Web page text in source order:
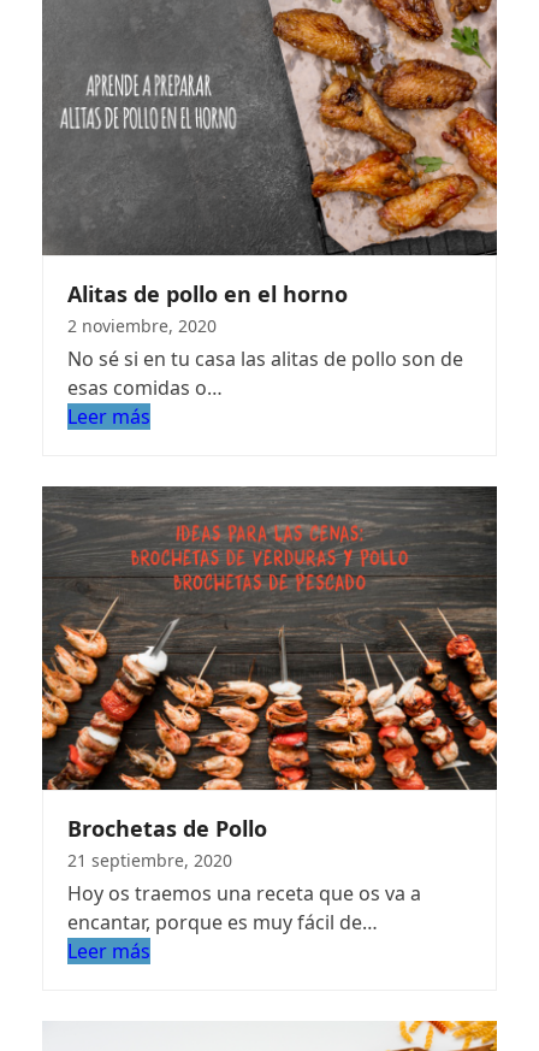
Alitas de pollo en el horno
2 noviembre, 2020
No sé si en tu casa las alitas de pollo son de
esas comidas o…
Leer más
Brochetas de Pollo
21 septiembre, 2020
Hoy os traemos una receta que os va a
encantar, porque es muy fácil de…
Leer más